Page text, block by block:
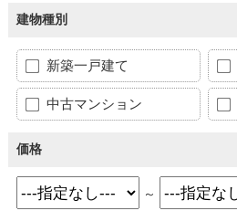
建物種別
新築一戸建て
中古マンション
価格
～